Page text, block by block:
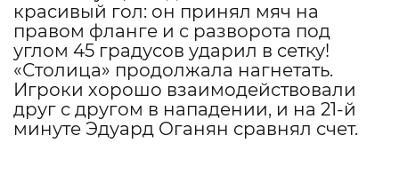
красивый гол: он принял мяч на
правом фланге и с разворота под
углом 45 градусов ударил в сетку!
«Столица» продолжала нагнетать.
Игроки хорошо взаимодействовали
друг с другом в нападении, и на 21-й
минуте Эдуард Оганян сравнял счет.